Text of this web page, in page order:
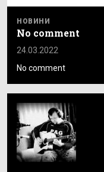
НОВИНИ
No comment
24.03.2022
No comment